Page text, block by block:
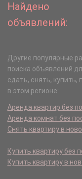
Найдено
объявлений:
Другие популярные
поиска объявлений
сдать, снять,
в этом регионе:
Аренда квартир без
Аренда комнат без
Снять квартиру в
Купить квартиру без
Купить квартиру в